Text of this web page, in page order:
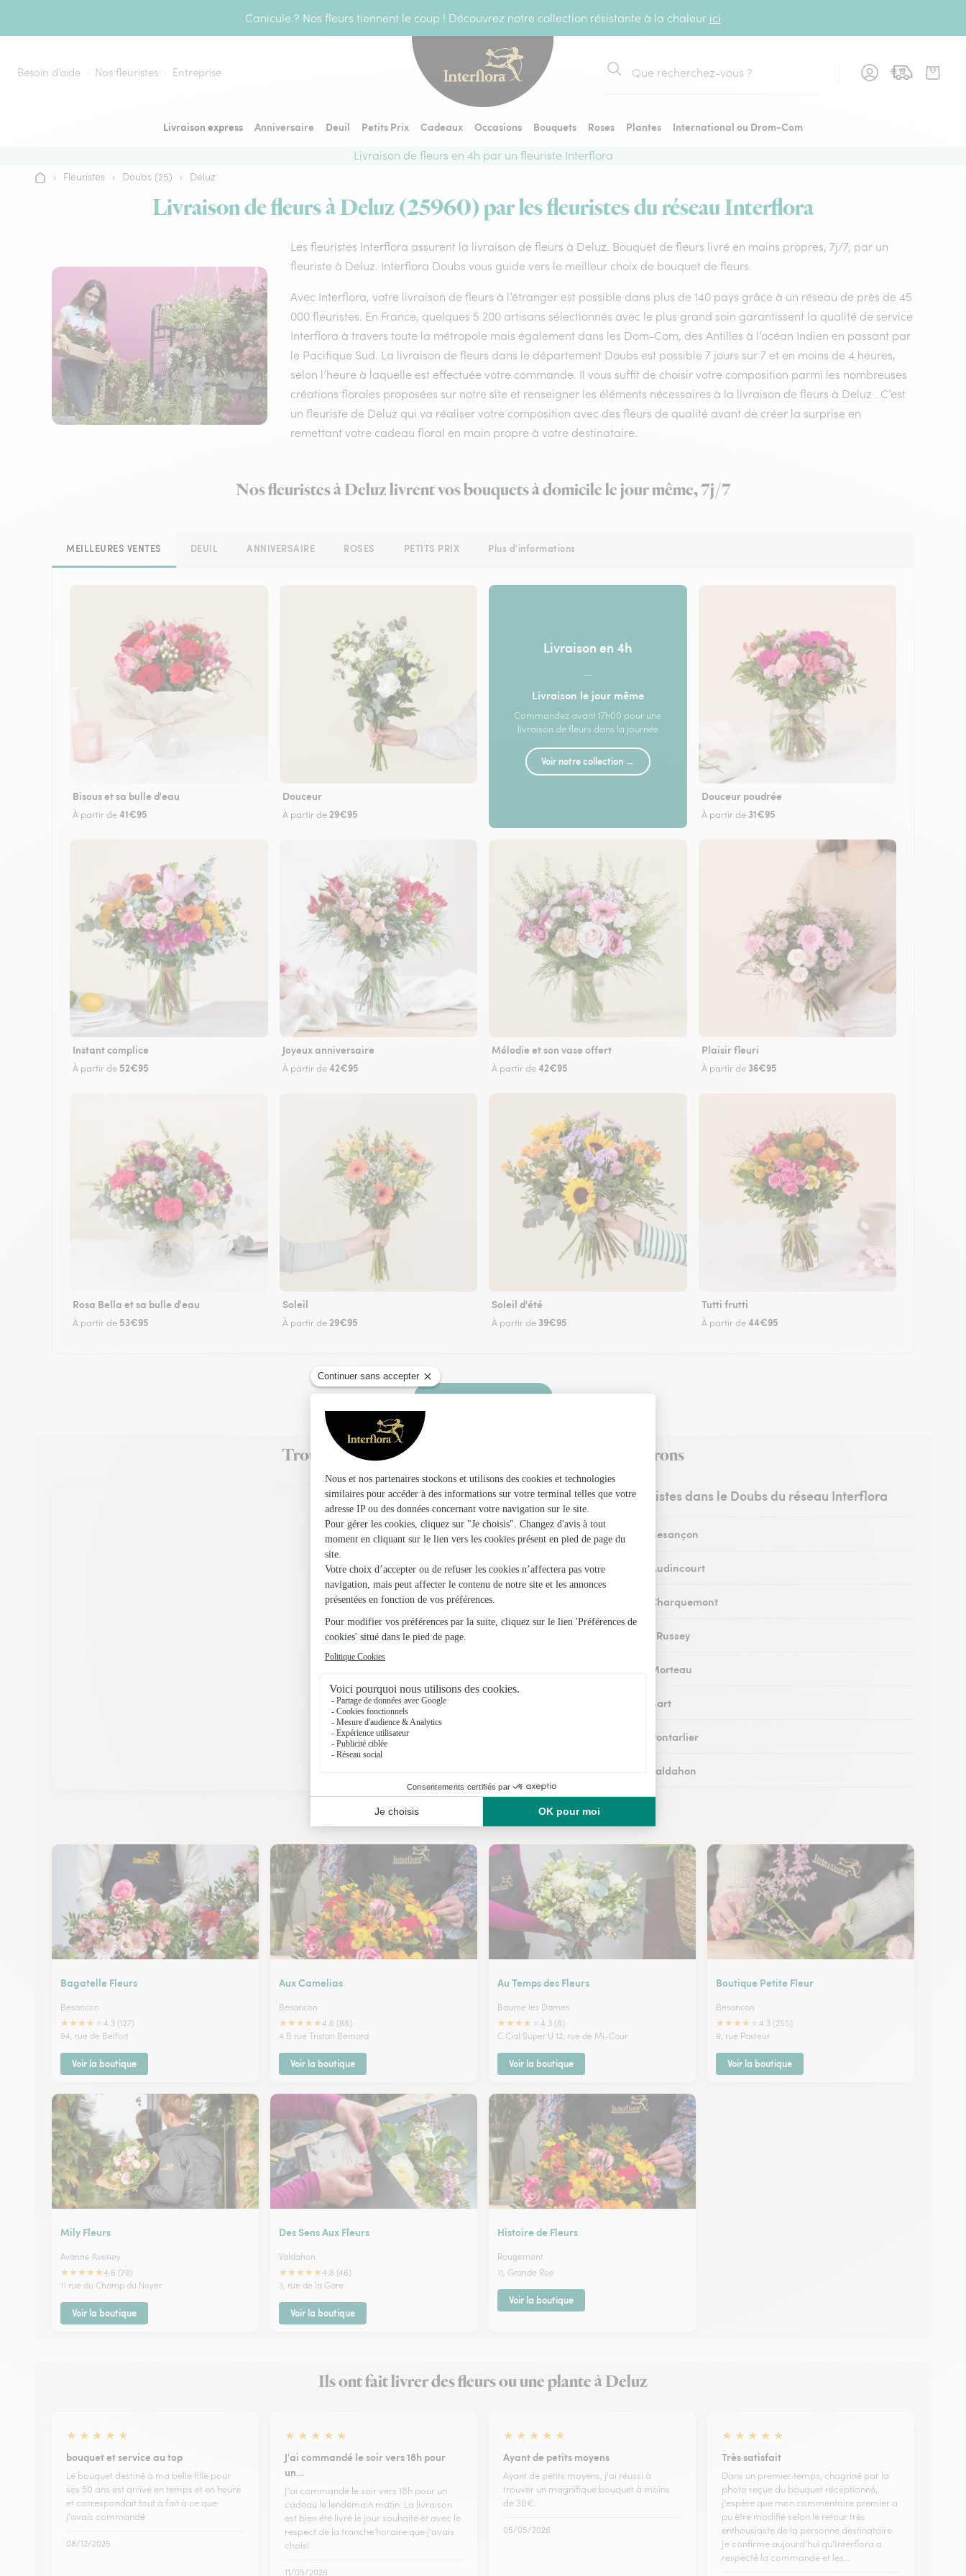
Canicule ? Nos fleurs tiennent le coup ! Découvrez notre collection résistante à la chaleur ici
Besoin d’aide Nos fleuristes Entreprise
Rechercher
Livraison express Anniversaire Deuil Petits Prix Cadeaux Occasions Bouquets Roses Plantes
International ou Drom-Com
Livraison de fleurs en 4h par un fleuriste Interflora
Accueil
› Fleuristes › Doubs (25) › Deluz
Livraison de fleurs à Deluz (25960) par les fleuristes du réseau Interflora
Les fleuristes Interflora assurent la livraison de fleurs à Deluz. Bouquet de fleurs livré en mains propres, 7j/7, par un
fleuriste à Deluz. Interflora Doubs vous guide vers le meilleur choix de bouquet de fleurs.
Avec Interflora, votre livraison de fleurs à l’étranger est possible dans plus de 140 pays grâce à un réseau de près de 45
000 fleuristes. En France, quelques 5 200 artisans sélectionnés avec le plus grand soin garantissent la qualité de service
Interflora à travers toute la métropole mais également dans les Dom-Com, des Antilles à l’océan Indien en passant par
le Pacifique Sud. La livraison de fleurs dans le département Doubs est possible 7 jours sur 7 et en moins de 4 heures,
selon l’heure à laquelle est effectuée votre commande. Il vous suffit de choisir votre composition parmi les nombreuses
créations florales proposées sur notre site et renseigner les éléments nécessaires à la livraison de fleurs à Deluz . C’est
un fleuriste de Deluz qui va réaliser votre composition avec des fleurs de qualité avant de créer la surprise en
remettant votre cadeau floral en main propre à votre destinataire.
Nos fleuristes à Deluz livrent vos bouquets à domicile le jour même, 7j/7
MEILLEURES VENTES DEUIL ANNIVERSAIRE ROSES PETITS PRIX Plus d'informations
Bisous et sa bulle d'eau
À partir de41€95
Douceur
À partir de 29€95
Livraison en 4h
—
Livraison le jour même
Commandez avant 17h00 pour une
livraison de fleurs dans la journée
Voir notre collection →
Douceur poudrée
À partir de 31€95
Instant complice
À partir de 52€95
Joyeux anniversaire
À partir de42€95
Mélodie et son vase offert
À partir de42€95
Plaisir fleuri
À partir de 36€95
Rosa Bella et sa bulle d'eau
À partir de 53€95
Soleil
À partir de 29€95
Soleil d'été
À partir de 39€95
Tutti frutti
À partir de44€95
Faire livrer des fleurs
Trouvez un fleuriste Interflora à Deluz et dans ses environs
Les fleuristes dans le Doubs du réseau Interflora
Fleuristes à Besançon
Fleuristes à Audincourt
Fleuristes à Charquemont
Fleuristes au Russey
Fleuristes à Morteau
Fleuristes à Bart
Fleuristes à Pontarlier
Fleuristes à Valdahon
Nos fleuristes à Deluz
Bagatelle Fleurs
Besancon
★★★★
4.3 (127)
94, rue de Belfort
Voir la boutique
Aux Camelias
Besancon
★★★★★4.8 (88)
4 B rue Tristan Bernard
Voir la boutique
Au Temps des Fleurs
Baume les Dames
★★★★
4.3 (8)
C.Cial Super U 12, rue de Mi-Cour
Voir la boutique
Boutique Petite Fleur
Besancon
★★★★
4.3 (255)
9, rue Pasteur
Voir la boutique
Mily Fleurs
Avanne Aveney
★★★★★4.6 (79)
11 rue du Champ du Noyer
Voir la boutique
Des Sens Aux Fleurs
Valdahon
★★★★★4.8 (46)
3, rue de la Gare
Voir la boutique
Histoire de Fleurs
Rougemont
11, Grande Rue
Voir la boutique
Ils ont fait livrer des fleurs ou une plante à Deluz
★ ★ ★ ★ ★
bouquet et service au top
Le bouquet destiné à ma belle fille pour
ses 50 ans est arrivé en temps et en heure
et correspondait tout à fait à ce que
j'avais commandé
08/12/2025
★ ★ ★ ★ ★
J'ai commandé le soir vers 18h pour
un…
J'ai commandé le soir vers 18h pour un
cadeau le lendemain matin. La livraison
est bien été livré le jour souhaité et avec le
respect de la tranche horaire que j'avais
choisi
11/05/2026
★ ★ ★ ★ ★
Ayant de petits moyens
Ayant de petits moyens, j'ai réussi à
trouver un magnifique bouquet à moins
de 30€.
05/05/2026
★ ★ ★ ★ ★
Très satisfait
Dans un premier temps, chagriné par la
photo reçue du bouquet réceptionné,
j'espère que mon commentaire premier a
pu être modifié selon le retour très
enthousiaste de la personne destinataire.
Je confirme aujourd'hui qu'Interflora a
respecté la commande et les…